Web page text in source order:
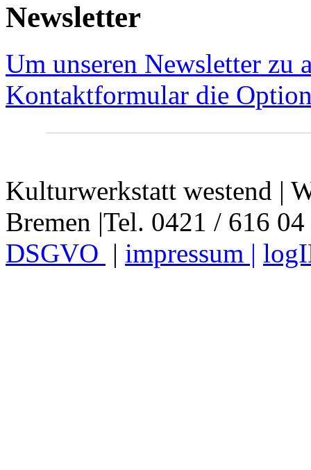
Newsletter
Um unseren Newsletter zu
Kontaktformular die
Kulturwerkstatt westend |
Bremen |Tel. 0421 / 616
DSGVO | impressum |